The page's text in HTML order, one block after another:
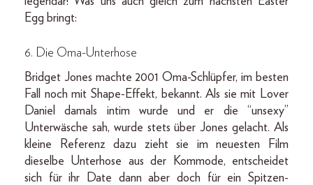
Egg bringt:
6. Die Oma-Unterhose
Bridget Jones machte 2001 Oma-Schlüpfer, im besten
Fall noch mit Shape-Effekt, bekannt. Als sie mit Lover
Daniel damals intim wurde und er die “unsexy”
Unterwäsche sah, wurde stets über Jones gelacht. Als
kleine Referenz dazu zieht sie im neuesten Film
dieselbe Unterhose aus der Kommode, entscheidet
sich für ihr Date dann aber doch für ein Spitzen-